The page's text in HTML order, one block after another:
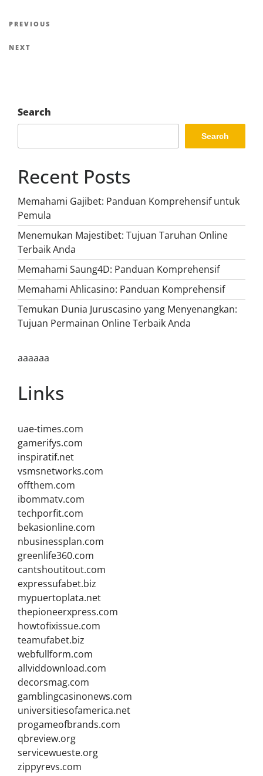
Post
navigation
Previous
PREVIOUS
Next
NEXT
Search
Search
Recent Posts
Memahami Gajibet: Panduan Komprehensif untuk
Pemula
Menemukan Majestibet: Tujuan Taruhan Online
Terbaik Anda
Memahami Saung4D: Panduan Komprehensif
Memahami Ahlicasino: Panduan Komprehensif
Temukan Dunia Juruscasino yang Menyenangkan:
Tujuan Permainan Online Terbaik Anda
aaaaaa
Links
uae-times.com
gamerifys.com
inspiratif.net
vsmsnetworks.com
offthem.com
ibommatv.com
techporfit.com
bekasionline.com
nbusinessplan.com
greenlife360.com
cantshoutitout.com
expressufabet.biz
mypuertoplata.net
thepioneerxpress.com
howtofixissue.com
teamufabet.biz
webfullform.com
allviddownload.com
decorsmag.com
gamblingcasinonews.com
universitiesofamerica.net
progameofbrands.com
qbreview.org
servicewueste.org
zippyrevs.com